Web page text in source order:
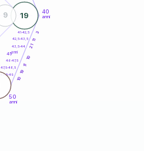
40
anni
50
anni
41-42,5
42,5-43,5
43,5-44
46-47,5
47,5-48,5
48,5-49
3
11
21
10
11
19
10
19
9
45anni